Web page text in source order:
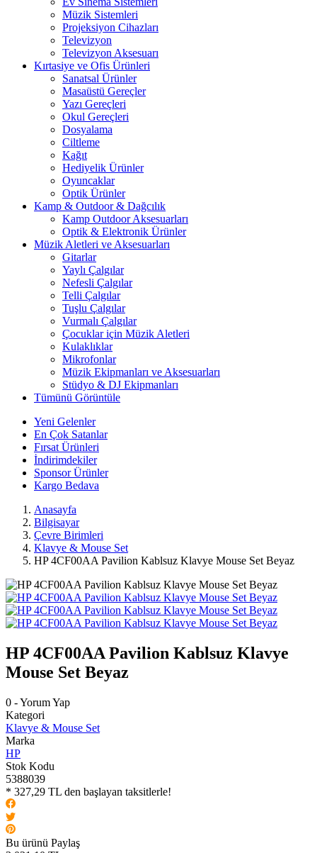
Müzik Sistemleri
Projeksiyon Cihazları
Televizyon
Televizyon Aksesuarı
Kırtasiye ve Ofis Ürünleri
Sanatsal Ürünler
Masaüstü Gereçler
Yazı Gereçleri
Okul Gereçleri
Dosyalama
Ciltleme
Kağıt
Hediyelik Ürünler
Oyuncaklar
Optik Ürünler
Kamp & Outdoor & Dağcılık
Kamp Outdoor Aksesuarları
Optik & Elektronik Ürünler
Müzik Aletleri ve Aksesuarları
Gitarlar
Yaylı Çalgılar
Nefesli Çalgılar
Telli Çalgılar
Tuşlu Çalgılar
Vurmalı Çalgılar
Çocuklar için Müzik Aletleri
Kulaklıklar
Mikrofonlar
Müzik Ekipmanları ve Aksesuarları
Stüdyo & DJ Ekipmanları
Tümünü Görüntüle
Yeni Gelenler
En Çok Satanlar
Fırsat Ürünleri
İndirimdekiler
Sponsor Ürünler
Kargo Bedava
Anasayfa
Bilgisayar
Çevre Birimleri
Klavye & Mouse Set
HP 4CF00AA Pavilion Kablsuz Klavye Mouse Set Beyaz
HP 4CF00AA Pavilion Kablsuz Klavye
Mouse Set Beyaz
0 - Yorum Yap
Kategori
Klavye & Mouse Set
Marka
HP
Stok Kodu
5388039
* 327,29 TL den başlayan taksitlerle!
Bu ürünü Paylaş